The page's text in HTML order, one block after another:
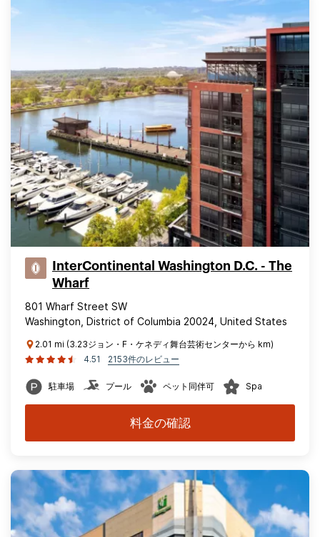
InterContinental Washington D.C. - The
Wharf
801 Wharf Street SW
Washington, District of Columbia 20024, United States
2.01 mi (3.23ジョン・F・ケネディ舞台芸術センターから km)
4.51
2153件のレビュー
駐車場 プール ペット同伴可 Spa
料金の確認